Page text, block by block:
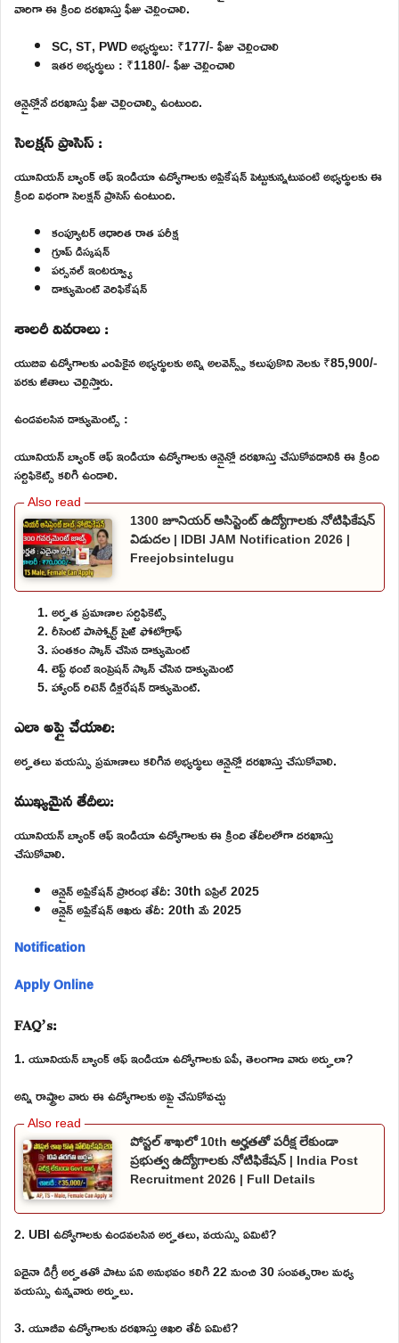
వారిగా ఈ క్రింది దరఖాస్తు ఫీజు చెల్లించాలి.
SC, ST, PWD అభ్యర్థులు: ₹177/- ఫీజు చెల్లించాలి
ఇతర అభ్యర్థులు : ₹1180/- ఫీజు చెల్లించాలి
ఆన్లైన్లోనే దరఖాస్తు ఫీజు చెల్లించాల్సి ఉంటుంది.
సెలక్షన్ ప్రాసెస్ :
యూనియన్ బ్యాంక్ ఆఫ్ ఇండియా ఉద్యోగాలకు అప్లికేషన్ పెట్టుకున్నటువంటి అభ్యర్థులకు ఈ
క్రింది విధంగా సెలక్షన్ ప్రాసెస్ ఉంటుంది.
కంప్యూటర్ ఆధారిత రాత పరీక్ష
గ్రూప్ డిస్కషన్
పర్సనల్ ఇంటర్వ్యూ
డాక్యుమెంట్ వెరిఫికేషన్
శాలరీ వివరాలు :
యుబిఐ ఉద్యోగాలకు ఎంపికైన అభ్యర్థులకు అన్ని అలవెన్స్స్ కలుపుకొని నెలకు ₹85,900/-
వరకు జీతాలు చెల్లిస్తారు.
ఉండవలసిన డాక్యుమెంట్స్ :
యూనియన్ బ్యాంక్ ఆఫ్ ఇండియా ఉద్యోగాలకు ఆన్లైన్లో దరఖాస్తు చేసుకోవడానికి ఈ క్రింది
సర్టిఫికెట్స్ కలిగి ఉండాలి.
1300 జూనియర్ అసిస్టెంట్ ఉద్యోగాలకు నోటిఫికేషన్
విడుదల | IDBI JAM Notification 2026 |
Freejobsintelugu
అర్హత ప్రమాణాల సర్టిఫికెట్స్
రీసెంట్ పాస్పోర్ట్ సైజ్ ఫోటోగ్రాఫ్
సంతకం స్కాన్ చేసిన డాక్యుమెంట్
లెఫ్ట్ థంబ్ ఇంప్రెషన్ స్కాన్ చేసిన డాక్యుమెంట్
హ్యాండ్ రిటెన్ డిక్లరేషన్ డాక్యుమెంట్.
ఎలా అప్లై చేయాలి:
అర్హతలు వయస్సు ప్రమాణాలు కలిగిన అభ్యర్థులు ఆన్లైన్లో దరఖాస్తు చేసుకోవాలి.
ముఖ్యమైన తేదీలు:
యూనియన్ బ్యాంక్ ఆఫ్ ఇండియా ఉద్యోగాలకు ఈ క్రింది తేదీలలోగా దరఖాస్తు
చేసుకోవాలి.
ఆన్లైన్ అప్లికేషన్ ప్రారంభ తేదీ: 30th ఏప్రిల్ 2025
ఆన్లైన్ అప్లికేషన్ ఆఖరు తేదీ: 20th మే 2025
Notification
Apply Online
FAQ’s:
1. యూనియన్ బ్యాంక్ ఆఫ్ ఇండియా ఉద్యోగాలకు ఏపీ, తెలంగాణ వారు అర్హులా?
అన్ని రాష్ట్రాల వారు ఈ ఉద్యోగాలకు అప్లై చేసుకోవచ్చు
పోస్టల్ శాఖలో 10th అర్హతతో పరీక్ష లేకుండా
ప్రభుత్వ ఉద్యోగాలకు నోటిఫికేషన్ | India Post
Recruitment 2026 | Full Details
2. UBI ఉద్యోగాలకు ఉండవలసిన అర్హతలు, వయస్సు ఏమిటి?
ఏదైనా డిగ్రీ అర్హతతో పాటు పని అనుభవం కలిగి 22 నుంచి 30 సంవత్సరాల మధ్య
వయస్సు ఉన్నవారు అర్హులు.
3. యూబీఐ ఉద్యోగాలకు దరఖాస్తు ఆఖరి తేదీ ఏమిటి?